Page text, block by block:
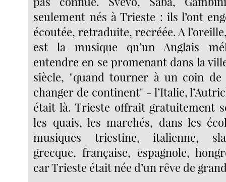
seulement nés à Trieste : ils l’ont
écoutée, retraduite, recréée. A
est la musique qu’un Anglais
entendre en se promenant dans la
siècle, "quand tourner à un coin
changer de continent" - l’Italie,
était là. Trieste offrait gratuitement
les quais, les marchés, dans les
musiques triestine, italienne,
grecque, française, espagnole,
car Trieste était née d’un rêve de